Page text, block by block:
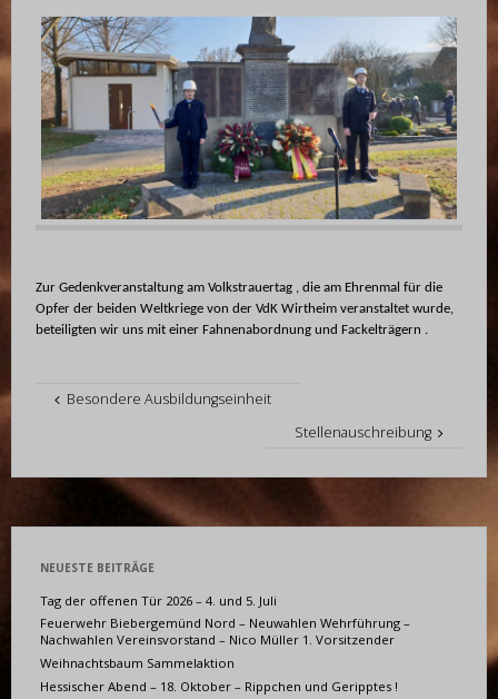
Zur Gedenkveranstaltung am Volkstrauertag , die am Ehrenmal für die
Opfer der beiden Weltkriege von der VdK Wirtheim veranstaltet wurde,
beteiligten wir uns mit einer Fahnenabordnung und Fackelträgern .
Besondere Ausbildungseinheit
Stellenauschreibung
NEUESTE BEITRÄGE
Tag der offenen Tür 2026 – 4. und 5. Juli
Feuerwehr Biebergemünd Nord – Neuwahlen Wehrführung –
Nachwahlen Vereinsvorstand – Nico Müller 1. Vorsitzender
Weihnachtsbaum Sammelaktion
Hessischer Abend – 18. Oktober – Rippchen und Geripptes !